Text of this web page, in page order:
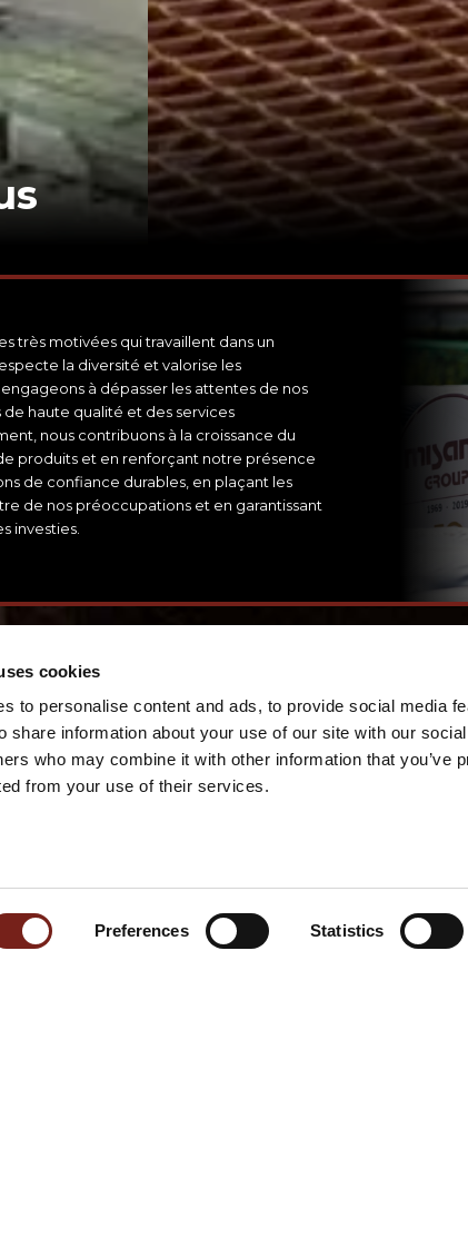
cookies
to personalise content and ads, to provide social media
share information about your use of our site with our
who may combine it with other information that you’ve
from your use of their services.
Preferences Statistics
très motivées qui travaillent dans un
la diversité et valorise les
à dépasser les attentes de nos
haute qualité et des services
nous contribuons à la croissance du
produits et en renforçant notre présence
de confiance durables, en plaçant les
de nos préoccupations et en garantissant
investies.
consommables pour
qualité, mais aussi pour les